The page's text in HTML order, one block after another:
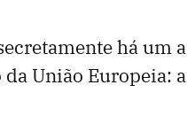
há um
União Europeia: